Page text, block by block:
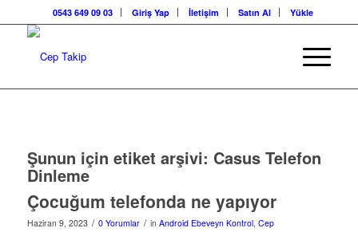
0543 649 09 03 Giriş Yap İletişim Satın Al Yükle
Şunun için etiket arşivi: Casus Telefon
Dinleme
Çocuğum telefonda ne yapıyor
Haziran 9, 2023 / 0 Yorumlar / in Android Ebeveyn Kontrol, Cep